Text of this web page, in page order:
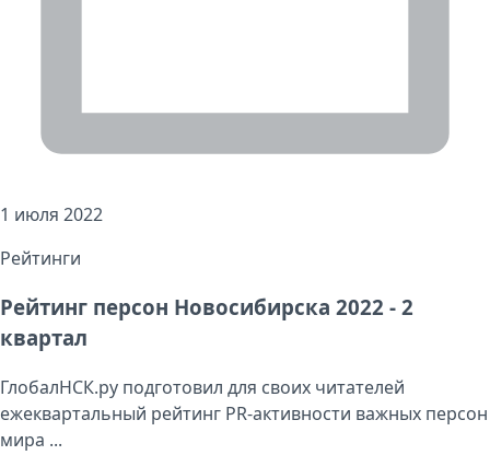
1 июля 2022
Рейтинги
Рейтинг персон Новосибирска 2022 - 2
квартал
ГлобалНСК.ру подготовил для своих читателей
ежеквартальный рейтинг PR-активности важных персон
мира ...